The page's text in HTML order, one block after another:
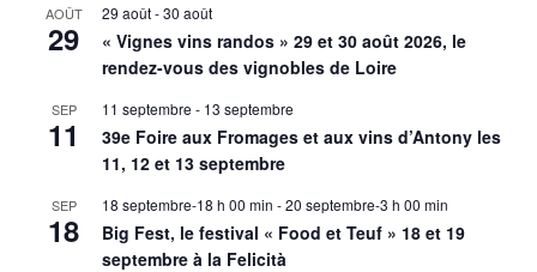
AOÛT
29
29 août-30 août
« Vignes vins randos » 29 et 30 août 2026, le
rendez-vous des vignobles de Loire
SEP
11
11 septembre - 13 septembre
39e Foire aux Fromages et aux vins d’Antony les
11, 12 et 13 septembre
SEP
18
18 septembre-18 h 00 min -20 septembre-3 h 00 min
Big Fest, le festival « Food et Teuf » 18 et 19
septembre à la Felicità